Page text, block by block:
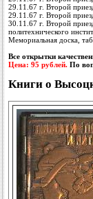
29.11.67 г. Второй
29.11.67 г. Второй
30.11.67 г. Второй
политехнического
Мемориальная доска,
Все открытки
Цена: 95 рублей.По
Книги о